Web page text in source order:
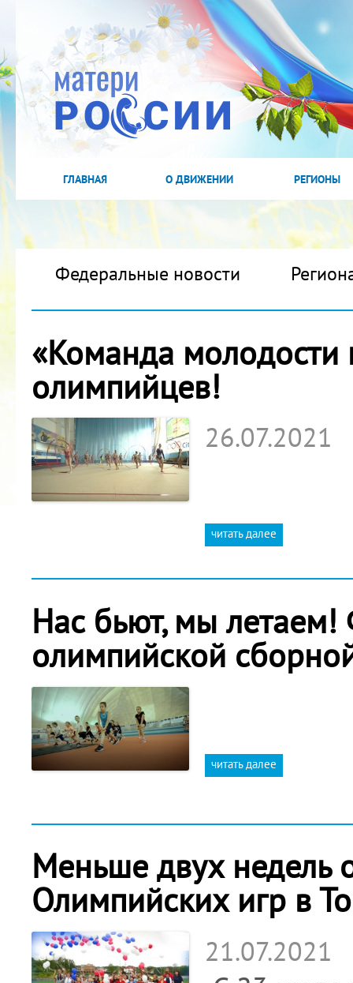
ГЛАВНАЯ О ДВИЖЕНИИ РЕГИОНЫ
Федеральные новости
«Команда
олимпийцев!
26.07.2021
читать далее
Нас бьют, мы
олимпийской
читать далее
Меньше двух недель
Олимпийских игр в
21.07.2021